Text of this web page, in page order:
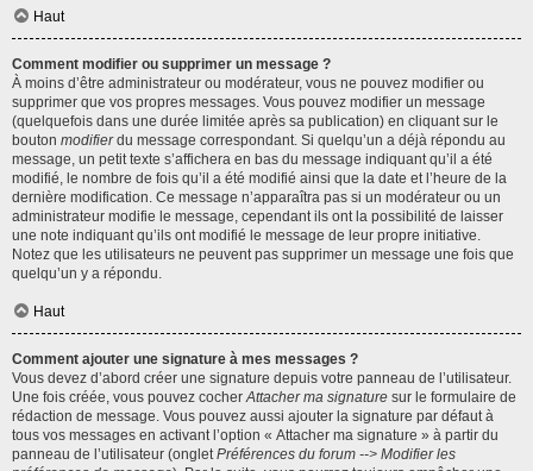
Haut
Comment modifier ou supprimer un message ?
À moins d’être administrateur ou modérateur, vous ne pouvez modifier ou
supprimer que vos propres messages. Vous pouvez modifier un message
(quelquefois dans une durée limitée après sa publication) en cliquant sur le
bouton modifierdu message correspondant. Si quelqu’un a déjà répondu au
message, un petit texte s’affichera en bas du message indiquant qu’il a été
modifié, le nombre de fois qu’il a été modifié ainsi que la date et l’heure de la
dernière modification. Ce message n’apparaîtra pas si un modérateur ou un
administrateur modifie le message, cependant ils ont la possibilité de laisser
une note indiquant qu’ils ont modifié le message de leur propre initiative.
Notez que les utilisateurs ne peuvent pas supprimer un message une fois que
quelqu’un y a répondu.
Haut
Comment ajouter une signature à mes messages ?
Vous devez d’abord créer une signature depuis votre panneau de l’utilisateur.
Une fois créée, vous pouvez cocherAttacher ma signature sur le formulaire de
rédaction de message. Vous pouvez aussi ajouter la signature par défaut à
tous vos messages en activant l’option « Attacher ma signature » à partir du
panneau de l’utilisateur (ongletPréférences du forum --> Modifier les